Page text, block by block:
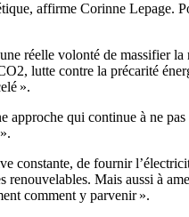
affirme Corinne Lepage.
réelle volonté de massifier
lutte contre la précarité
».
qui continue à ne
de fournir
Mais aussi à
comment y parvenir ».